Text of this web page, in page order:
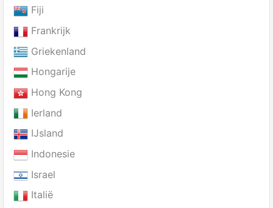
Fiji
Frankrijk
Griekenland
Hongarije
Hong Kong
Ierland
IJsland
Indonesie
Israel
Italië